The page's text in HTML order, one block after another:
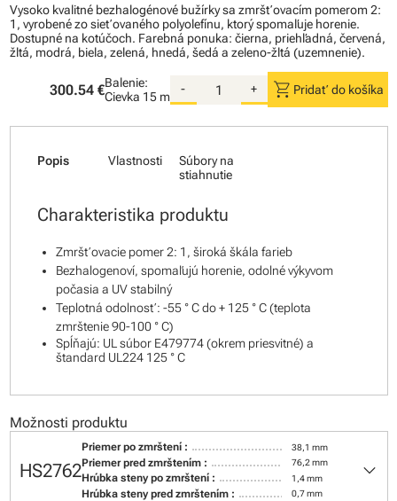
Vysoko kvalitné bezhalogénové bužírky sa zmršťovacím pomerom 2:
1, vyrobené zo sieťovaného polyolefínu, ktorý spomaľuje horenie.
Dostupné na kotúčoch. Farebná ponuka: čierna, priehľadná, červená,
žltá, modrá, biela, zelená, hnedá, šedá a zeleno-žltá (uzemnenie).
300.54 €Balenie:
Cievka 15 m
- + shopping_cart Pridať do košíka
Popis Vlastnosti
Súbory na
stiahnutie
Charakteristika produktu
Zmršťovacie pomer 2: 1, široká škála farieb
Bezhalogenoví, spomaľujú horenie, odolné výkyvom
počasia a UV stabilný
Teplotná odolnosť: -55 ° C do + 125 ° C (teplota
zmrštenie 90-100 ° C)
Spĺňajú: UL súbor E479774 (okrem priesvitné) a
štandard UL224 125 ° C
Možnosti produktu
HS2762
Priemer po zmrštení : 38,1 mm
Priemer pred zmrštením : 76,2 mm
Hrúbka steny po zmrštení : 1,4 mm
Hrúbka steny pred zmrštením : 0,7 mm
keyboard_arrow_down